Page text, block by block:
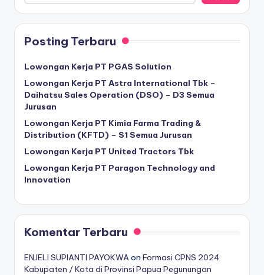
Posting Terbaru
Lowongan Kerja PT PGAS Solution
Lowongan Kerja PT Astra International Tbk –
Daihatsu Sales Operation (DSO) – D3 Semua
Jurusan
Lowongan Kerja PT Kimia Farma Trading &
Distribution (KFTD) – S1 Semua Jurusan
Lowongan Kerja PT United Tractors Tbk
Lowongan Kerja PT Paragon Technology and
Innovation
Komentar Terbaru
ENJELI SUPIANTI PAYOKWAon Formasi CPNS 2024
Kabupaten / Kota di Provinsi Papua Pegunungan